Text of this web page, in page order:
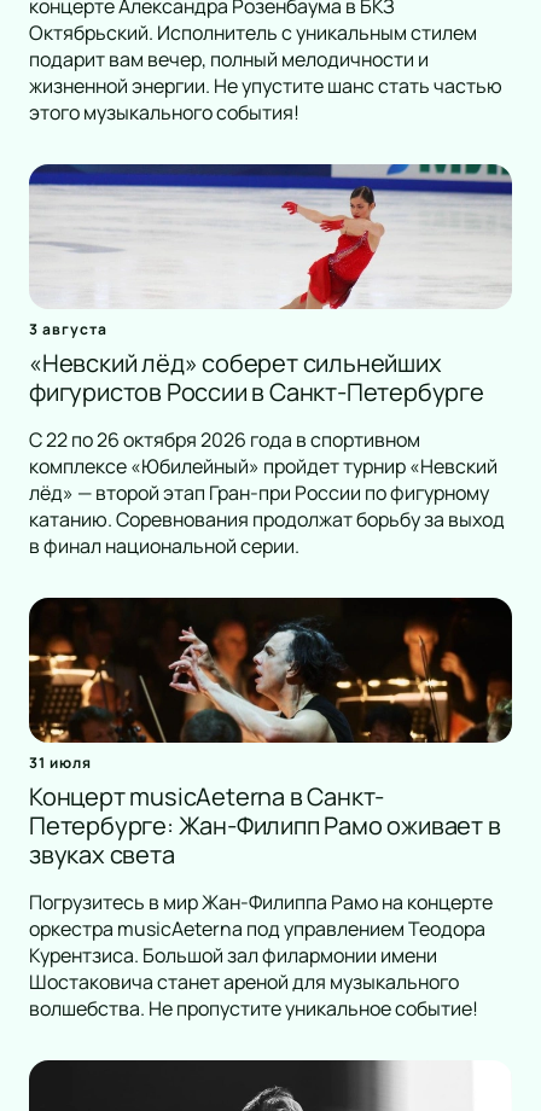
концерте Александра Розенбаума в БКЗ
Октябрьский. Исполнитель с уникальным стилем
подарит вам вечер, полный мелодичности и
жизненной энергии. Не упустите шанс стать частью
этого музыкального события!
3 августа
«Невский лёд» соберет сильнейших
фигуристов России в Санкт-Петербурге
С 22 по 26 октября 2026 года в спортивном
комплексе «Юбилейный» пройдет турнир «Невский
лёд» — второй этап Гран-при России по фигурному
катанию. Соревнования продолжат борьбу за выход
в финал национальной серии.
31 июля
Концерт musicAeterna в Санкт-
Петербурге: Жан-Филипп Рамо оживает в
звуках света
Погрузитесь в мир Жан-Филиппа Рамо на концерте
оркестра musicAeterna под управлением Теодора
Курентзиса. Большой зал филармонии имени
Шостаковича станет ареной для музыкального
волшебства. Не пропустите уникальное событие!